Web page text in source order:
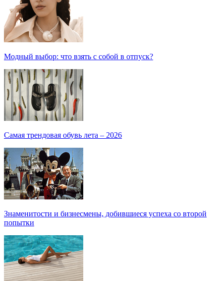
Модный выбор: что взять с собой в отпуск?
Самая трендовая обувь лета – 2026
Знаменитости и бизнесмены, добившиеся успеха со второй
попытки